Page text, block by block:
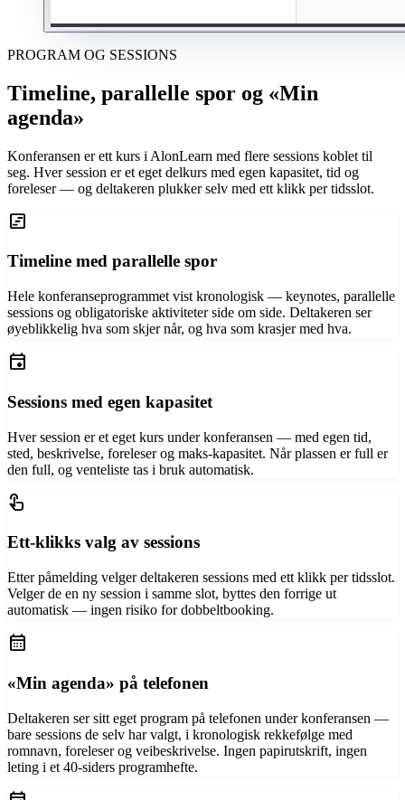
PROGRAM OG SESSIONS
Timeline, parallelle spor og «Min
agenda»
Konferansen er ett kurs i AlonLearn med flere sessions koblet til
seg. Hver session er et eget delkurs med egen kapasitet, tid og
foreleser — og deltakeren plukker selv med ett klikk per tidsslot.
view_timeline
Timeline med parallelle spor
Hele konferanseprogrammet vist kronologisk — keynotes, parallelle
sessions og obligatoriske aktiviteter side om side. Deltakeren ser
øyeblikkelig hva som skjer når, og hva som krasjer med hva.
event
Sessions med egen kapasitet
Hver session er et eget kurs under konferansen — med egen tid,
sted, beskrivelse, foreleser og maks-kapasitet. Når plassen er full er
den full, og venteliste tas i bruk automatisk.
touch_app
Ett-klikks valg av sessions
Etter påmelding velger deltakeren sessions med ett klikk per tidsslot.
Velger de en ny session i samme slot, byttes den forrige ut
automatisk — ingen risiko for dobbeltbooking.
calendar_month
«Min agenda» på telefonen
Deltakeren ser sitt eget program på telefonen under konferansen —
bare sessions de selv har valgt, i kronologisk rekkefølge med
romnavn, foreleser og veibeskrivelse. Ingen papirutskrift, ingen
leting i et 40-siders programhefte.